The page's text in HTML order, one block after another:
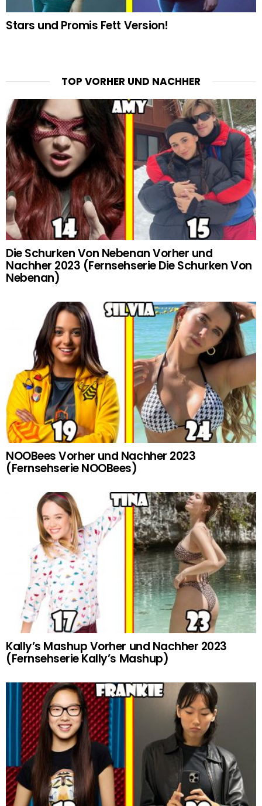
Stars und Promis Fett Version!
TOP VORHER UND NACHHER
Die Schurken Von Nebenan Vorher und
Nachher 2023 (Fernsehserie Die Schurken Von
Nebenan)
NOOBees Vorher und Nachher 2023
(Fernsehserie NOOBees)
Kally’s Mashup Vorher und Nachher 2023
(Fernsehserie Kally’s Mashup)